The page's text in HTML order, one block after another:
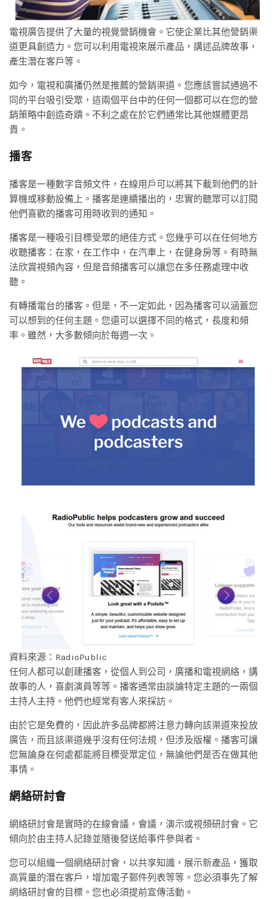
電視廣告提供了大量的視覺營銷機會。它使企業比其他營銷渠
道更具創造力。您可以利用電視來展示產品，講述品牌故事，
產生潛在客戶等。
如今，電視和廣播仍然是推薦的營銷渠道。您應該嘗試通過不
同的平台吸引受眾，這兩個平台中的任何一個都可以在您的營
銷策略中創造奇蹟。不利之處在於它們通常比其他媒體更昂
貴。
播客
播客是一種數字音頻文件，在線用戶可以將其下載到他們的計
算機或移動設備上。播客是連續播出的，忠實的聽眾可以訂閱
他們喜歡的播客可用時收到的通知。
播客是一種吸引目標受眾的絕佳方式。您幾乎可以在任何地方
收聽播客：在家，在工作中，在汽車上，在健身房等。有時無
法欣賞視頻內容，但是音頻播客可以讓您在多任務處理中收
聽。
有轉播電台的播客。但是，不一定如此，因為播客可以涵蓋您
可以想到的任何主題。您還可以選擇不同的格式，長度和頻
率。雖然，大多數傾向於每週一次。
資料來源：RadioPublic
任何人都可以創建播客，從個人到公司，廣播和電視網絡，講
故事的人，喜劇演員等等。播客通常由談論特定主題的一兩個
主持人主持。他們也經常有客人來採訪。
由於它是免費的，因此許多品牌都將注意力轉向該渠道來投放
廣告，而且該渠道幾乎沒有任何法規，但涉及版權。播客可讓
您無論身在何處都能將目標受眾定位，無論他們是否在做其他
事情。
網絡研討會
網絡研討會是實時的在線會議，會議，演示或視頻研討會。它
傾向於由主持人記錄並隨後發送給事件參與者。
您可以組織一個網絡研討會，以共享知識，展示新產品，獲取
高質量的潛在客戶，增加電子郵件列表等等。您必須事先了解
網絡研討會的目標。您也必須提前宣傳活動。